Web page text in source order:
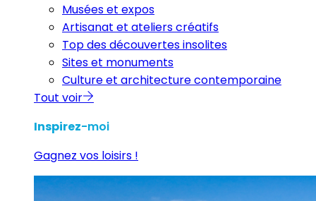
Musées et expos
Artisanat et ateliers créatifs
Top des découvertes insolites
Sites et monuments
Culture et architecture contemporaine
Tout voir
Inspirez-moi
Gagnez vos loisirs !